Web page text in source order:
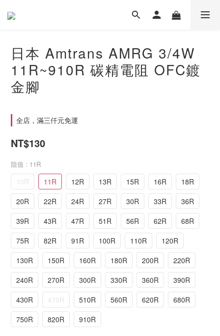
日本 Amtrans AMRG 3/4W
11R~910R 碳精電阻 OFC鍍
金腳
全店，滿三仟元免運
NT$130
阻值 : 11R
10R 11R 12R 13R 15R 16R
18R
20R
22R 24R 27R 30R 33R
36R
39R
43R 47R 51R 56R 62R
68R
75R
82R 91R 100R 110R
120R
130R
150R 160R 180R 200R
220R
240R
270R 300R 330R 360R
390R
430R
470R 510R 560R 620R
680R
750R
820R 910R